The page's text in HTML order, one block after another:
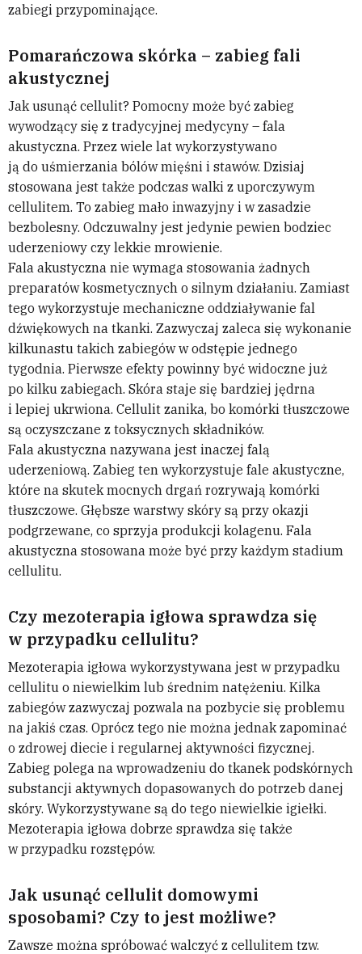
zabiegi przypominające.
Pomarańczowa skórka – zabieg fali
akustycznej
Jak usunąć cellulit? Pomocny może być zabieg
wywodzący się z tradycyjnej medycyny – fala
akustyczna. Przez wiele lat wykorzystywano
ją do uśmierzania bólów mięśni i stawów. Dzisiaj
stosowana jest także podczas walki z uporczywym
cellulitem. To zabieg mało inwazyjny i w zasadzie
bezbolesny. Odczuwalny jest jedynie pewien bodziec
uderzeniowy czy lekkie mrowienie.
Fala akustyczna nie wymaga stosowania żadnych
preparatów kosmetycznych o silnym działaniu. Zamiast
tego wykorzystuje mechaniczne oddziaływanie fal
dźwiękowych na tkanki. Zazwyczaj zaleca się wykonanie
kilkunastu takich zabiegów w odstępie jednego
tygodnia. Pierwsze efekty powinny być widoczne już
po kilku zabiegach. Skóra staje się bardziej jędrna
i lepiej ukrwiona. Cellulit zanika, bo komórki tłuszczowe
są oczyszczane z toksycznych składników.
Fala akustyczna nazywana jest inaczej falą
uderzeniową. Zabieg ten wykorzystuje fale akustyczne,
które na skutek mocnych drgań rozrywają komórki
tłuszczowe. Głębsze warstwy skóry są przy okazji
podgrzewane, co sprzyja produkcji kolagenu. Fala
akustyczna stosowana może być przy każdym stadium
cellulitu.
Czy mezoterapia igłowa sprawdza się
w przypadku cellulitu?
Mezoterapia igłowa wykorzystywana jest w przypadku
cellulitu o niewielkim lub średnim natężeniu. Kilka
zabiegów zazwyczaj pozwala na pozbycie się problemu
na jakiś czas. Oprócz tego nie można jednak zapominać
o zdrowej diecie i regularnej aktywności fizycznej.
Zabieg polega na wprowadzeniu do tkanek podskórnych
substancji aktywnych dopasowanych do potrzeb danej
skóry. Wykorzystywane są do tego niewielkie igiełki.
Mezoterapia igłowa dobrze sprawdza się także
w przypadku rozstępów.
Jak usunąć cellulit domowymi
sposobami? Czy to jest możliwe?
Zawsze można spróbować walczyć z cellulitem tzw.